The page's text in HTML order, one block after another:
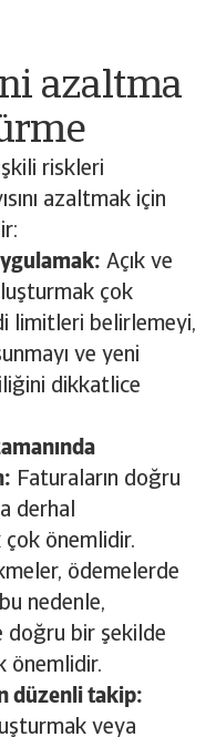
azaltma
riskleri
azaltmak için
Açık ve
çok
limitleri belirlemeyi,
ve yeni
dikkatlice
Faturaların doğru
derhal
önemlidir.
ödemelerde
nedenle,
doğru bir şekilde
önemlidir.
düzenli takip:
veya